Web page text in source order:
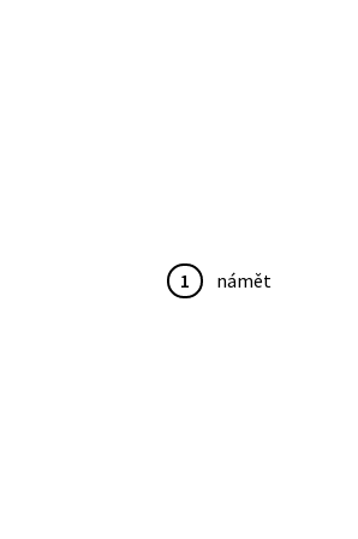
1 námět